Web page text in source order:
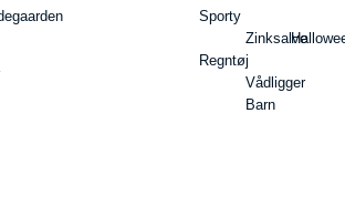
Sporty
Regntøj
Zinksalve
Vådligger
Barn